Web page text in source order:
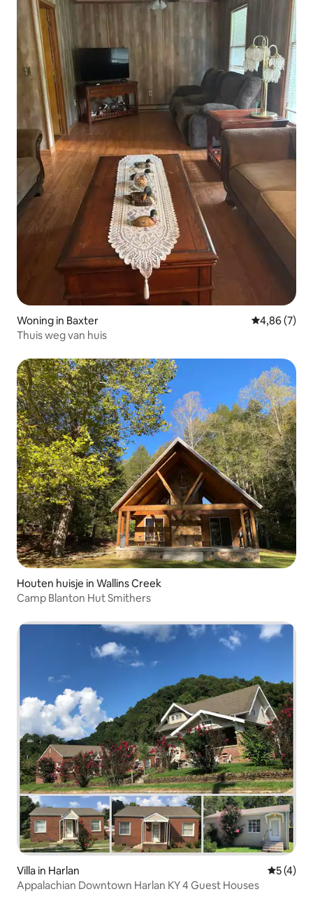
Woning in Baxter Gemiddelde
4,86 (7)
Thuis weg van huis
Houten huisje in Wallins Creek
Camp Blanton Hut Smithers
Villa in Harlan
5 (4)
Appalachian Downtown Harlan KY 4 Guest Houses